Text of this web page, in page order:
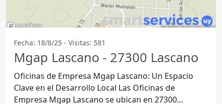
Fecha: 18/8/25 - Visitas: 581
Mgap Lascano - 27300 Lascano
Oficinas de Empresa Mgap Lascano: Un Espacio
Clave en el Desarrollo Local Las Oficinas de
Empresa Mgap Lascano se ubican en 27300